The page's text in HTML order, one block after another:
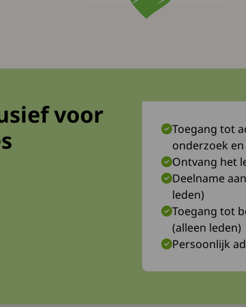
Agenda
Zorgwijzer
voor
een externe site.
Toegang tot
onderzoek
Ontvang het
Deelname
leden)
Toegang tot
(alleen leden)
Persoonlijk